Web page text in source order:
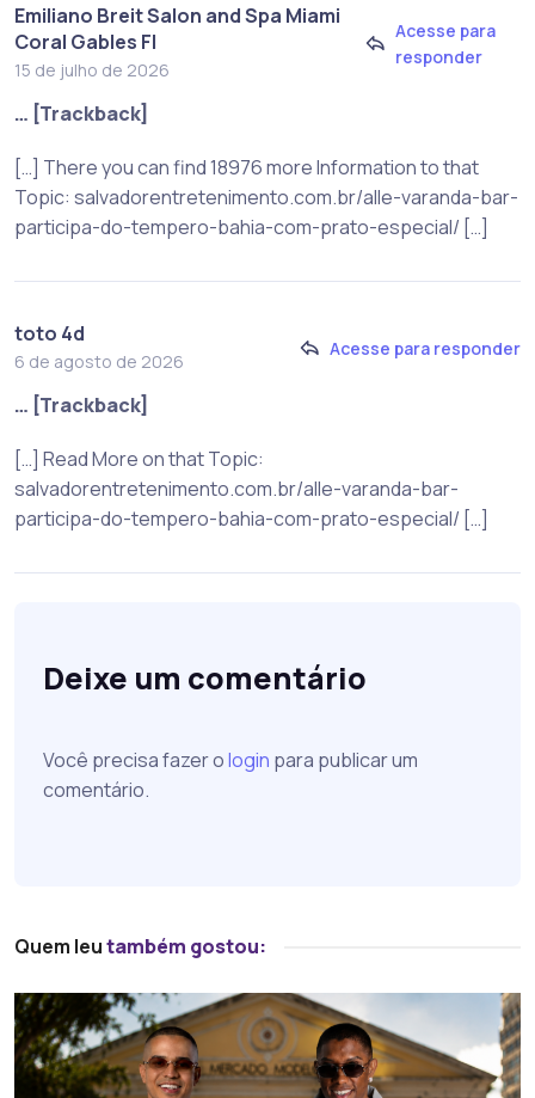
Emiliano Breit Salon and Spa Miami
Coral Gables Fl
15 de julho de 2026
Acesse para
responder
… [Trackback]
[…] There you can find 18976 more Information to that
Topic: salvadorentretenimento.com.br/alle-varanda-bar-
participa-do-tempero-bahia-com-prato-especial/ […]
toto 4d
6 de agosto de 2026
Acesse para responder
… [Trackback]
[…] Read More on that Topic:
salvadorentretenimento.com.br/alle-varanda-bar-
participa-do-tempero-bahia-com-prato-especial/ […]
Deixe um comentário
Você precisa fazer ologin para publicar um
comentário.
Quem leutambém gostou: